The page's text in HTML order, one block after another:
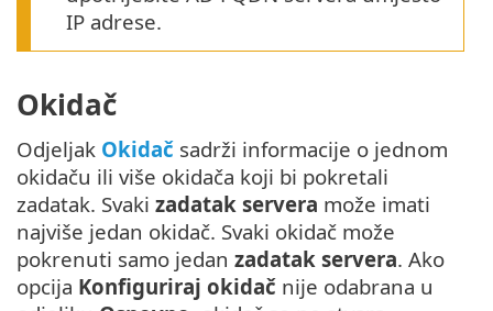
IP adrese.
Okidač
Odjeljak Okidač sadrži informacije o jednom
okidaču ili više okidača koji bi pokretali
zadatak. Svaki zadatak servera može imati
najviše jedan okidač. Svaki okidač može
pokrenuti samo jedan zadatak servera. Ako
opcija Konfiguriraj okidač nije odabrana u